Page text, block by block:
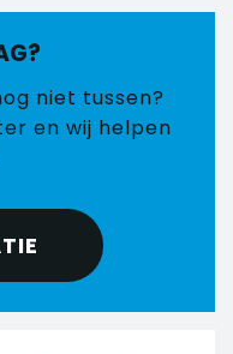
niet tussen?
en wij helpen